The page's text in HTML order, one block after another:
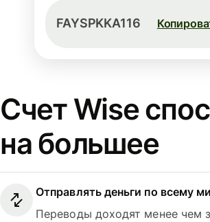
FAYSPKKA116
Счет Wise
на большее
Отправлять деньги по всему
Переводы доходят менее чем